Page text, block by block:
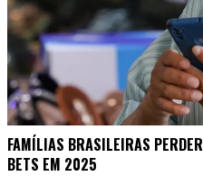
FAMÍLIAS BRASILEIRAS
BETS EM 2025